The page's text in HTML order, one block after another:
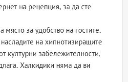
на рецепция, за да сте
място за удобство на гостите.
на хипнотизиращите
културни забележителности,
Халкидики няма да ви